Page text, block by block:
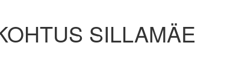
SILLAMÄE